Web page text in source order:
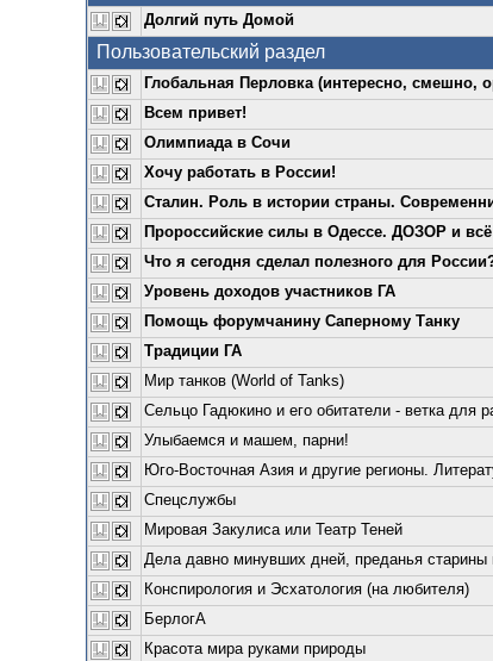
Долгий путь Домой
Пользовательский раздел
Глобальная Перловка (интересно, смешно,
Всем привет!
Олимпиада в Сочи
Хочу работать в России!
Сталин. Роль в истории страны.
Пророссийские силы в Одессе. ДОЗОР и
Что я сегодня сделал полезного для
Уровень доходов участников ГА
Помощь форумчанину Саперному Танку
Традиции ГА
Мир танков (World of Tanks)
Сельцо Гадюкино и его обитатели - ветка для
Улыбаемся и машем, парни!
Юго-Восточная Азия и другие регионы.
Спецслужбы
Мировая Закулиса или Театр Теней
Дела давно минувших дней, преданья старины
Конспирология и Эсхатология (на любителя)
БерлогА
Красота мира руками природы